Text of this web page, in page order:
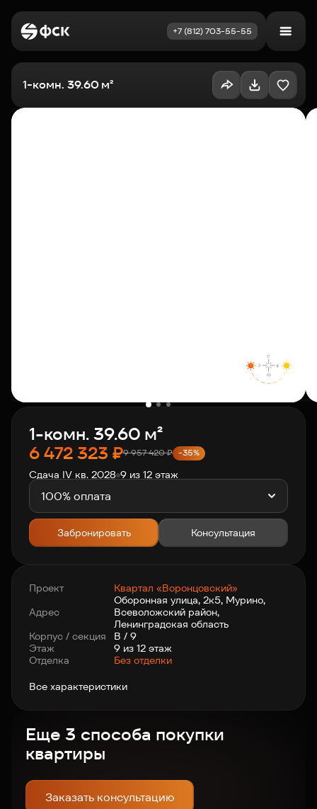
+7 (812) 703-55-55
Контакты
Связаться с нами
+7 812 703-55-55
1-комн. 39.60 м²
1-комн. 39.60 м²
6 472 323 ₽9 957 420₽ -35%
Сдача IV кв. 2028 9 из 12 этаж
100% оплата
Забронировать Консультация
Проект
Квартал «Воронцовский»
Адрес
Оборонная улица, 2к5, Мурино,
Всеволожский район,
Ленинградская область
Корпус / секция
В / 9
Этаж
9 из 12 этаж
Отделка
Без отделки
Все характеристики
Еще 3 способа покупки
квартиры
Заказать консультацию